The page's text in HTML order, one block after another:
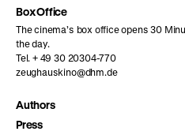
Box Office
The cinema’s box office opens 30
the day.
Tel. + 49 30 20304-770
zeughauskino@dhm.de
Authors
Press